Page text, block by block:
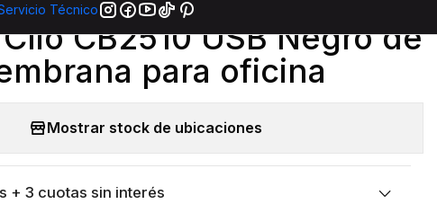
Técnico |
CB2510 USB Negro de
para oficina
Mostrar stock de ubicaciones
+ 3 cuotas sin interés